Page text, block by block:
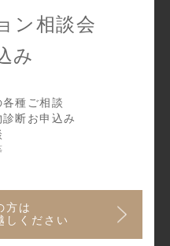
ン相談会
み
種ご相談
断お申込み
方は
しください